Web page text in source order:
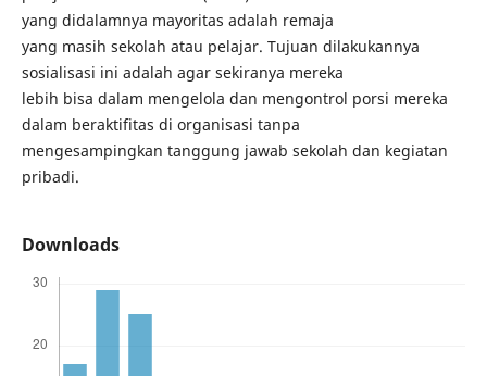
yang didalamnya mayoritas adalah remaja
yang masih sekolah atau pelajar. Tujuan dilakukannya
sosialisasi ini adalah agar sekiranya mereka
lebih bisa dalam mengelola dan mengontrol porsi mereka
dalam beraktifitas di organisasi tanpa
mengesampingkan tanggung jawab sekolah dan kegiatan
pribadi.
Downloads